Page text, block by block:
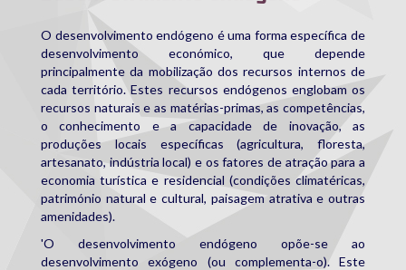
O desenvolvimento endógeno é uma forma específica de
desenvolvimento económico, que depende
principalmente da mobilização dos recursos internos de
cada território. Estes recursos endógenos englobam os
recursos naturais e as matérias-primas, as competências,
o conhecimento e a capacidade de inovação, as
produções locais específicas (agricultura, floresta,
artesanato, indústria local) e os fatores de atração para a
economia turística e residencial (condições climatéricas,
património natural e cultural, paisagem atrativa e outras
amenidades).
'O desenvolvimento endógeno opõe-se ao
desenvolvimento exógeno (ou complementa-o). Este